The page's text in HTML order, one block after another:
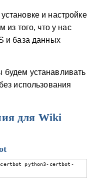
и настройке
из того, что у нас
и база данных
устанавливать
использования
для Wiki
python3-certbot-